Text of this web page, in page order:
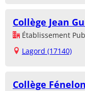
Collège Jean
Établissement
Lagord (17140)
Collège